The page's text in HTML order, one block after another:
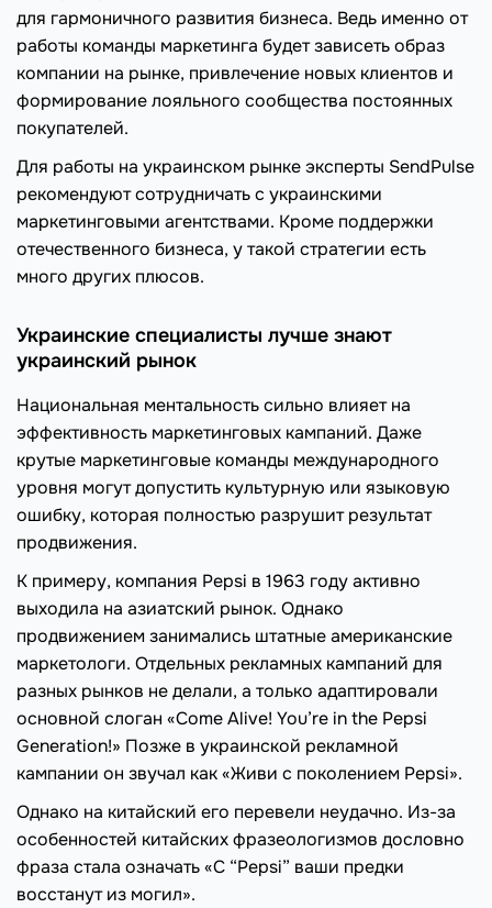
для гармоничного развития бизнеса. Ведь именно от
работы команды маркетинга будет зависеть образ
компании на рынке, привлечение новых клиентов и
формирование лояльного сообщества постоянных
покупателей.
Для работы на украинском рынке эксперты SendPulse
рекомендуют сотрудничать с украинскими
маркетинговыми агентствами. Кроме поддержки
отечественного бизнеса, у такой стратегии есть
много других плюсов.
Украинские специалисты лучше знают
украинский рынок
Национальная ментальность сильно влияет на
эффективность маркетинговых кампаний. Даже
крутые маркетинговые команды международного
уровня могут допустить культурную или языковую
ошибку, которая полностью разрушит результат
продвижения.
К примеру, компания Pepsi в 1963 году активно
выходила на азиатский рынок. Однако
продвижением занимались штатные американские
маркетологи. Отдельных рекламных кампаний для
разных рынков не делали, а только адаптировали
основной слоган «Come Alive! You’re in the Pepsi
Generation!» Позже в украинской рекламной
кампании он звучал как «Живи с поколением Pepsi».
Однако на китайский его перевели неудачно. Из-за
особенностей китайских фразеологизмов дословно
фраза стала означать «С “Pepsi” ваши предки
восстанут из могил».